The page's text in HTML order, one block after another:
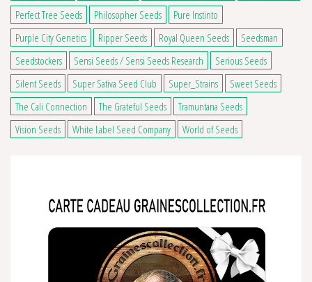
4 avis
Perfect Tree Seeds
Philosopher Seeds
Pure Instinto
Purple City Genetics
Ripper Seeds Royal Queen Seeds
Seedsman
Seedstockers
Sensi Seeds / Sensi Seeds Research
Serious Seeds
Silent Seeds
Super Sativa Seed Club Super_Strains
Sweet Seeds
The Cali Connection
The Grateful Seeds
Tramuntana Seeds
Vision Seeds
White Label Seed Company World of Seeds